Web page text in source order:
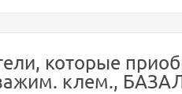
которые
клем.,